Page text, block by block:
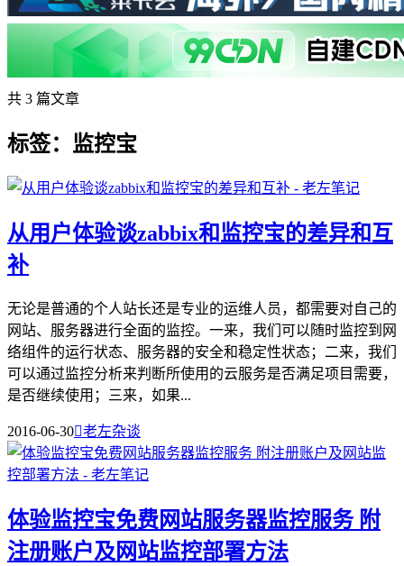
共 3 篇文章
标签：监控宝
从用户体验谈zabbix和监控宝的差异和互
补
无论是普通的个人站长还是专业的运维人员，都需要对自己的
网站、服务器进行全面的监控。一来，我们可以随时监控到网
络组件的运行状态、服务器的安全和稳定性状态；二来，我们
可以通过监控分析来判断所使用的云服务是否满足项目需要，
是否继续使用；三来，如果...
2016-06-30老左杂谈
体验监控宝免费网站服务器监控服务 附
注册账户及网站监控部署方法